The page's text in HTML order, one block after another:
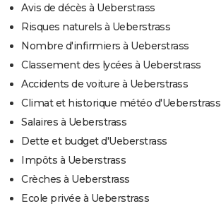
Avis de décès à Ueberstrass
Risques naturels à Ueberstrass
Nombre d'infirmiers à Ueberstrass
Classement des lycées à Ueberstrass
Accidents de voiture à Ueberstrass
Climat et historique météo d'Ueberstrass
Salaires à Ueberstrass
Dette et budget d'Ueberstrass
Impôts à Ueberstrass
Crèches à Ueberstrass
Ecole privée à Ueberstrass